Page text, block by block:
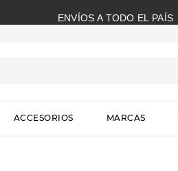
ENVÍOS A TODO EL PAÍS
ACCESORIOS MARCAS